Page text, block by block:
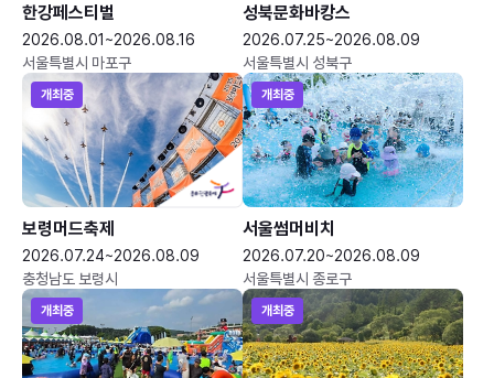
한강페스티벌
2026.08.01~2026.08.16
서울특별시 마포구
성북문화바캉스
2026.07.25~2026.08.09
서울특별시 성북구
개최중
보령머드축제
2026.07.24~2026.08.09
충청남도 보령시
개최중
서울썸머비치
2026.07.20~2026.08.09
서울특별시 종로구
개최중 개최중